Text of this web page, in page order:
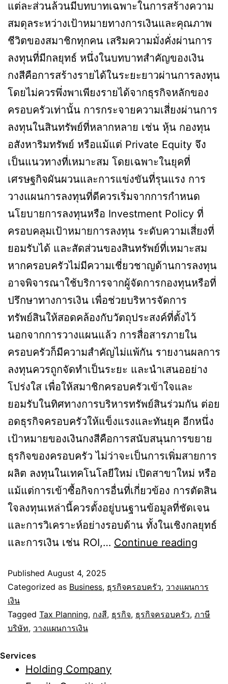
แต่ละส่วนล้วนมีบทบาทเฉพาะในการสร้างความ
สมดุลระหว่างเป้าหมายทางการเงินและคุณภาพ
ชีวิตของสมาชิกทุกคน เสริมความมั่งคั่งผ่านการ
ลงทุนที่มีกลยุทธ์ หนึ่งในบทบาทสำคัญของเงิน
กงสีคือการสร้างรายได้ในระยะยาวผ่านการลงทุน
โดยไม่ควรพึ่งพาเพียงรายได้จากธุรกิจหลักของ
ครอบครัวเท่านั้น การกระจายความเสี่ยงผ่านการ
ลงทุนในสินทรัพย์ที่หลากหลาย เช่น หุ้น กองทุน
อสังหาริมทรัพย์ หรือแม้แต่ Private Equity จึง
เป็นแนวทางที่เหมาะสม โดยเฉพาะในยุคที่
เศรษฐกิจผันผวนและการแข่งขันที่รุนแรง การ
วางแผนการลงทุนที่ดีควรเริ่มจากการกำหนด
นโยบายการลงทุนหรือ Investment Policy ที่
ครอบคลุมเป้าหมายการลงทุน ระดับความเสี่ยงที่
ยอมรับได้ และสัดส่วนของสินทรัพย์ที่เหมาะสม
หากครอบครัวไม่มีความเชี่ยวชาญด้านการลงทุน
อาจพิจารณาใช้บริการจากผู้จัดการกองทุนหรือที่
ปรึกษาทางการเงิน เพื่อช่วยบริหารจัดการ
ทรัพย์สินให้สอดคล้องกับวัตถุประสงค์ที่ตั้งไว้
นอกจากการวางแผนแล้ว การสื่อสารภายใน
ครอบครัวก็มีความสำคัญไม่แพ้กัน รายงานผลการ
ลงทุนควรถูกจัดทำเป็นระยะ และนำเสนออย่าง
โปร่งใส เพื่อให้สมาชิกครอบครัวเข้าใจและ
ยอมรับในทิศทางการบริหารทรัพย์สินร่วมกัน ต่อย
อดธุรกิจครอบครัวให้แข็งแรงและทันยุค อีกหนึ่ง
เป้าหมายของเงินกงสีคือการสนับสนุนการขยาย
ธุรกิจของครอบครัว ไม่ว่าจะเป็นการเพิ่มสายการ
ผลิต ลงทุนในเทคโนโลยีใหม่ เปิดสาขาใหม่ หรือ
แม้แต่การเข้าซื้อกิจการอื่นที่เกี่ยวข้อง การตัดสิน
ใจลงทุนเหล่านี้ควรตั้งอยู่บนฐานข้อมูลที่ชัดเจน
และการวิเคราะห์อย่างรอบด้าน ทั้งในเชิงกลยุทธ์
และการเงิน เช่น ROI,… Continue reading
กงสี
การ
Published August 4, 2025
Categorized as Business, ธุรกิจครอบครัว, วางแผนการ
เงิน
Tagged Tax Planning, กงสี, ธุรกิจ, ธุรกิจครอบครัว, ภาษี
บริษัท, วางแผนการเงิน
Services
Holding Company